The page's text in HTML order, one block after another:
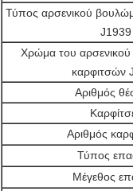
Τύπος αρσενικού
J1939
Χρώμα του
καρφιτσών
Αριθμός
Αριθμός
Τύπος
Μέγεθος